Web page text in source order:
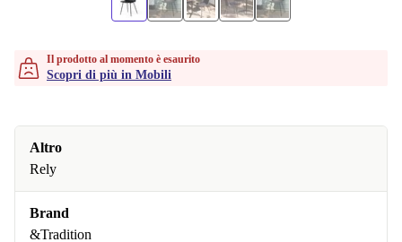
Il prodotto al momento è esaurito
Scopri di più in Mobili
Altro
Rely
Brand
&Tradition